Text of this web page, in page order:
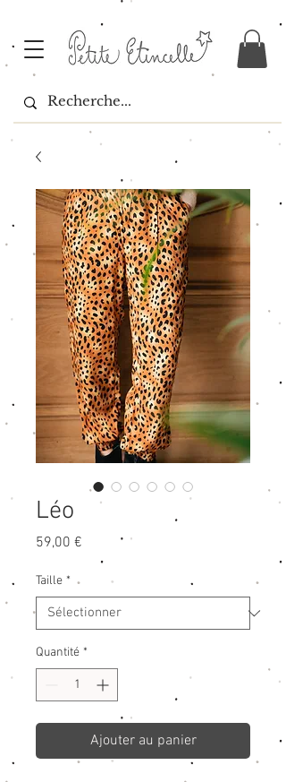
Léo
59,00 €
Taille *
Quantité *
Ajouter au panier